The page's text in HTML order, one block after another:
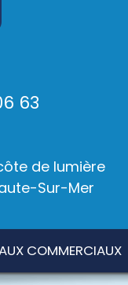
63
de lumière
Sur-Mer
COMMERCIAUX